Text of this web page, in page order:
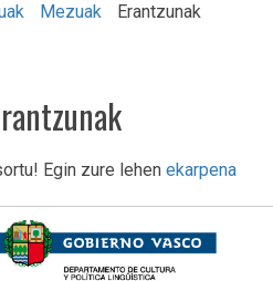
Mezuak
Erantzunak
Egin zure lehen ekarpena